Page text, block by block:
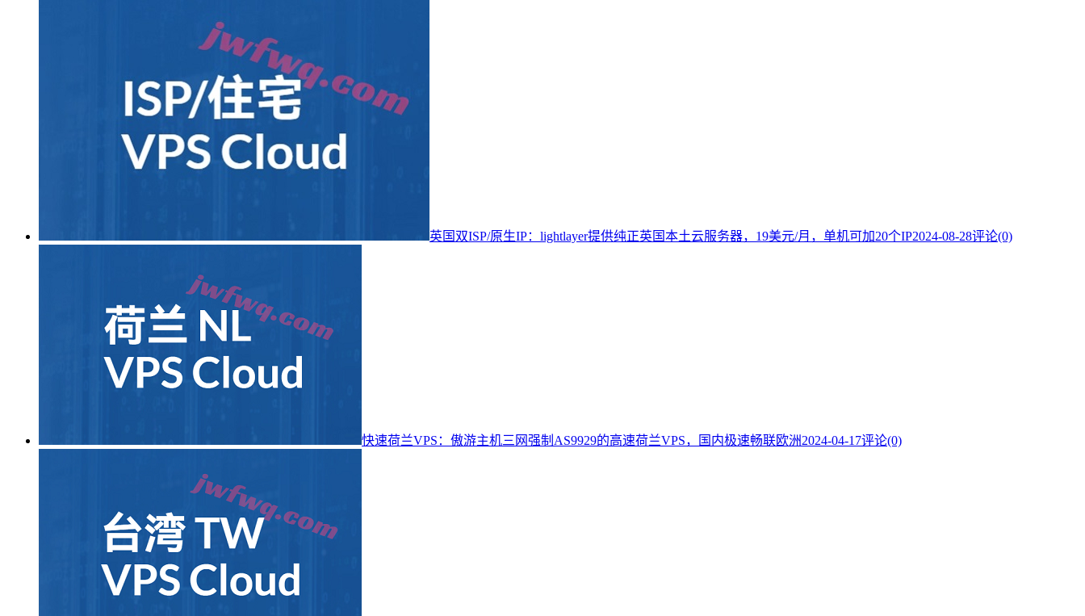
英国双ISP/原生IP：lightlayer提供纯正英国本土云服务器，19美元/月，单机可加20个IP2024-08-28评论(0)
快速荷兰VPS：傲游主机三网强制AS9929的高速荷兰VPS，国内极速畅联欧洲2024-04-17评论(0)